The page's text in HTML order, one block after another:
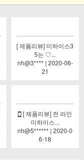
[ 제품리뷰] 미하이스3
5는 ♡...
nh@3**** | 2020-06-
21
[ 제품리뷰] 전 라인
미하이스...
nh@5****** | 2020-0
6-18